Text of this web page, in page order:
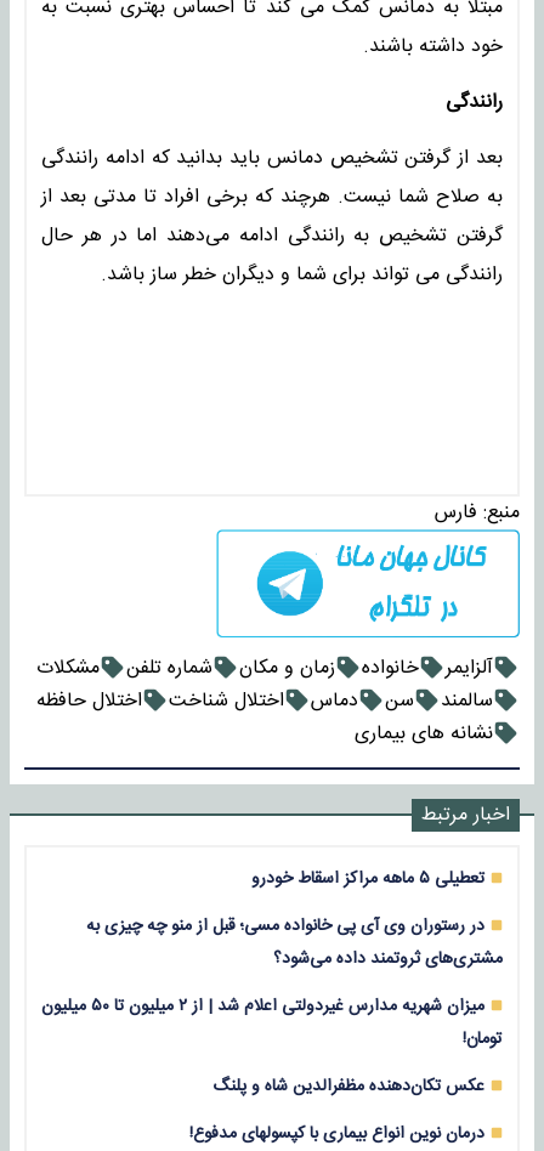
مبتلا به دمانس کمک می کند تا احساس بهتری نسبت به
خود داشته باشند.
رانندگی
بعد از گرفتن تشخیص دمانس باید بدانید که ادامه رانندگی
به صلاح شما نیست. هرچند که برخی افراد تا مدتی بعد از
گرفتن تشخیص به رانندگی ادامه می‌دهند اما در هر حال
رانندگی می تواند برای شما و دیگران خطر ساز باشد.
منبع: فارس
آلزایمر خانواده زمان و مکان شماره تلفن
مشکلات
سالمند
سن دماس اختلال شناخت
اختلال حافظه
نشانه های بیماری
اخبار مرتبط
تعطیلی ۵ ماهه مراکز اسقاط خودرو
در رستوران وی آی پی خانواده مسی؛ قبل از منو چه چیزی به
مشتری‌های ثروتمند داده می‌شود؟
میزان شهریه مدارس غیردولتی اعلام شد | از ۲ میلیون تا ۵۰ میلیون
تومان!
عکس تکان‌دهنده مظفرالدین شاه و پلنگ
درمان نوین انواع بیماری با کپسولهای مدفوع!